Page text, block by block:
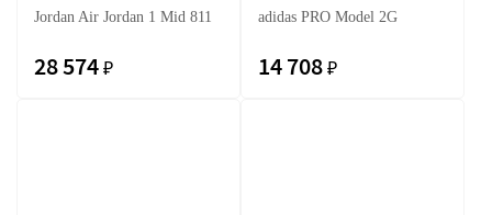
Jordan Air Jordan 1 Mid 811
28 574 ₽
adidas PRO Model 2G
14 708 ₽